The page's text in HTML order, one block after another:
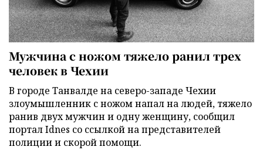
Мужчина с ножом тяжело ранил трех
человек в Чехии
В городе Танвалде на северо-западе Чехии
злоумышленник с ножом напал на людей, тяжело
ранив двух мужчин и одну женщину, сообщил
портал Idnes со ссылкой на представителей
полиции и скорой помощи.